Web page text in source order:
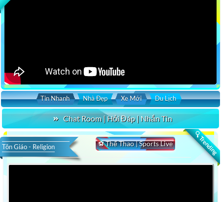
Tin Nhanh Nhà Đẹp Xe Mới Du Lịch
Chat Room | Hỏi Đáp | Nhắn Tin
🔍 Trending
⚽ Thể Thao | Sports Live
Tôn Giáo - Religion